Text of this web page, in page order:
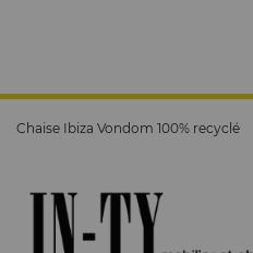
Chaise Ibiza Vondom 100% recyclé